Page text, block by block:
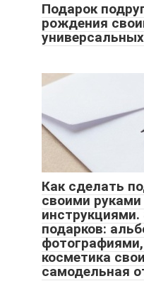
Подарок
рождения
Как сделать
своими
подарков:
фотографиями,
косметика
самодельная